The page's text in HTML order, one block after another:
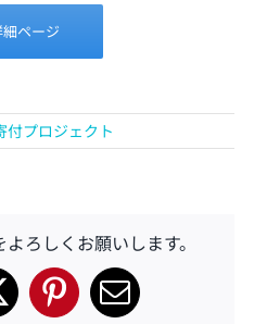
ページ
付プロジェクト
ろしくお願いします。
Pinterest
電